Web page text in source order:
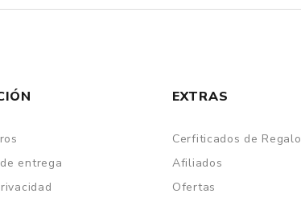
entrega
EXTRAS
Cerfiticados de Regalo
Afiliados
Ofertas